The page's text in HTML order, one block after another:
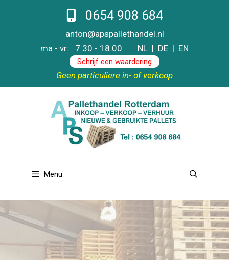
0654 908 684
anton@apspallethandel.nl
ma - vr: 7.30 - 18.00
NL | DE | EN
Schrijf een waardering
Geen particuliere in- of verkoop
Menu